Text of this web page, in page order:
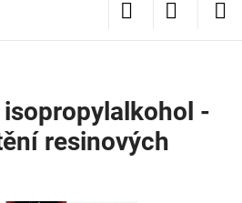
-
resinových